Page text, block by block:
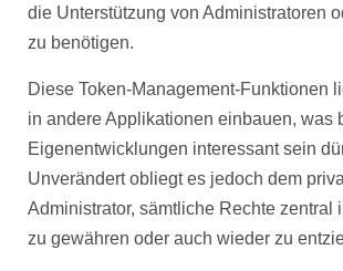
die Unterstützung von Administratoren
zu benötigen.
Diese Token-Management-Funktionen
in andere Applikationen einbauen, was
Eigenentwicklungen interessant sein
Unverändert obliegt es jedoch dem
Administrator, sämtliche Rechte zentral
zu gewähren oder auch wieder zu